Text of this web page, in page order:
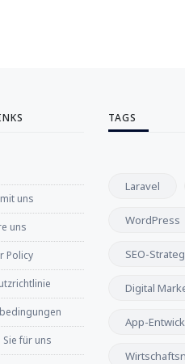
uns
uns
Policy
Sie für uns
TAGS
Laravel
WordPress
SEO-
Digital
App-